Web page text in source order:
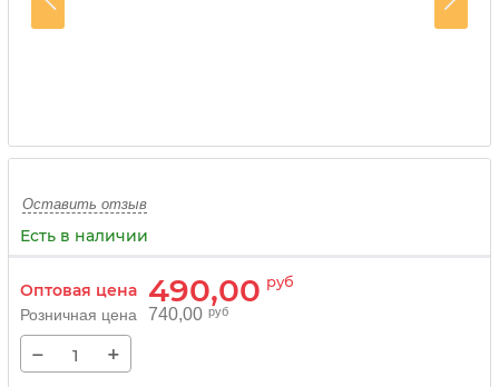
Оставить отзыв
Есть в наличии
Оптовая цена 490,00 руб
Розничная цена
740,00 руб
− +